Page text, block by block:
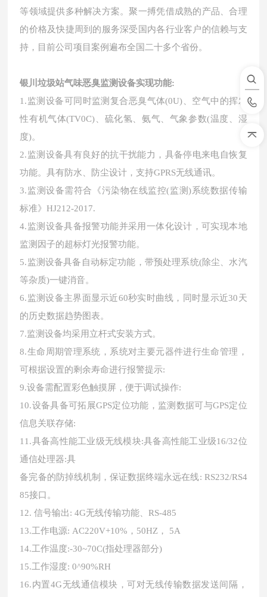
等领域提供多种解决方案。聚一搏凭借成熟的产品、合理
的价格及快捷周到的服务深受国内各行业客户的信赖与支
持，目前公司项目案例遍布全国二十多个省份。
银川垃圾站气味恶臭监测设备实现功能:
1.监测设备可同时监测复合恶臭气体(0U)、空气中的挥发
性有机气体(TV0C)、硫化氢、氨气、气象参数(温度、湿
度)。
2.监测设备具有良好的抗干扰能力，具备停电来电自恢复
功能。具有防水、防尘设计，支持GPRS无线通讯。
3.监测设备需符合《污染物在线监控(监测)系统数据传输
标准》HJ212-2017.
4.监测设备具备报警功能并采用一体化设计，可实现本地
监测因子的超标灯光报警功能。
5.监测设备具备自动标定功能，带预处理系统(除尘、水汽
等杂质)一键消音。
6.监测设备主界面显示近60秒实时曲线，同时显示近30天
的历史数据趋势图表。
7.监测设备均采用立杆式安装方式。
8.生命周期管理系统，系统对主要元器件进行生命管理，
可根据设置的剩余寿命进行报警提示:
9.设备需配置彩色触摸屏，便于调试操作:
10.设备具备可拓展GPS定位功能，监测数据可与GPS定位
信息关联存储:
11.具备高性能工业级无线模块:具备高性能工业级16/32位
通信处理器:具
备完备的防掉线机制，保证数据终端永远在线: RS232/RS4
85接口。
12.信号输出: 4G无线传输功能、RS-485
13.工作电源: AC220V+10%，50HZ， 5A
14.工作温度:-30~70C(指处理器部分)
15.工作湿度: 0^90%RH
16.内置4G无线通信模块，可对无线传输数据发送间隔，